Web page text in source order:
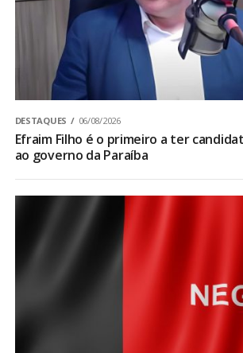
DESTAQUES 06/08/2026
Efraim Filho é o primeiro a ter
ao governo da Paraíba